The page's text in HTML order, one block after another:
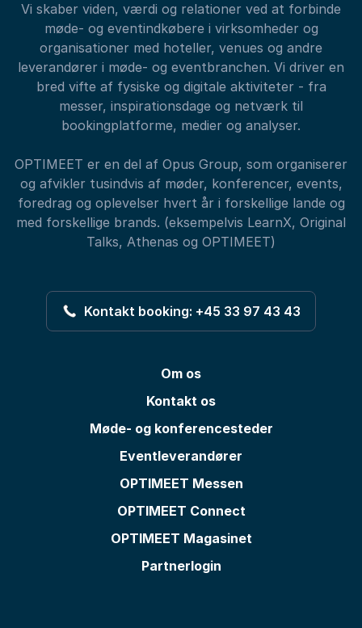
Vi skaber viden, værdi og relationer ved at forbinde
møde- og eventindkøbere i virksomheder og
organisationer med hoteller, venues og andre
leverandører i møde- og eventbranchen. Vi driver en
bred vifte af fysiske og digitale aktiviteter - fra
messer, inspirationsdage og netværk til
bookingplatforme, medier og analyser.
OPTIMEET er en del af Opus Group, som organiserer
og afvikler tusindvis af møder, konferencer, events,
foredrag og oplevelser hvert år i forskellige lande og
med forskellige brands. (eksempelvis LearnX, Original
Talks, Athenas og OPTIMEET)
Kontakt booking: +45 33 97 43 43
Om os
Kontakt os
Møde- og konferencesteder
Eventleverandører
OPTIMEET Messen
OPTIMEET Connect
OPTIMEET Magasinet
Partnerlogin